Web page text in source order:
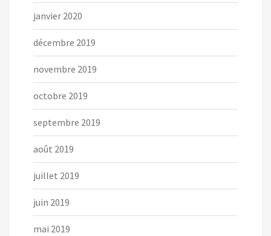
janvier 2020
décembre 2019
novembre 2019
octobre 2019
septembre 2019
août 2019
juillet 2019
juin 2019
mai 2019